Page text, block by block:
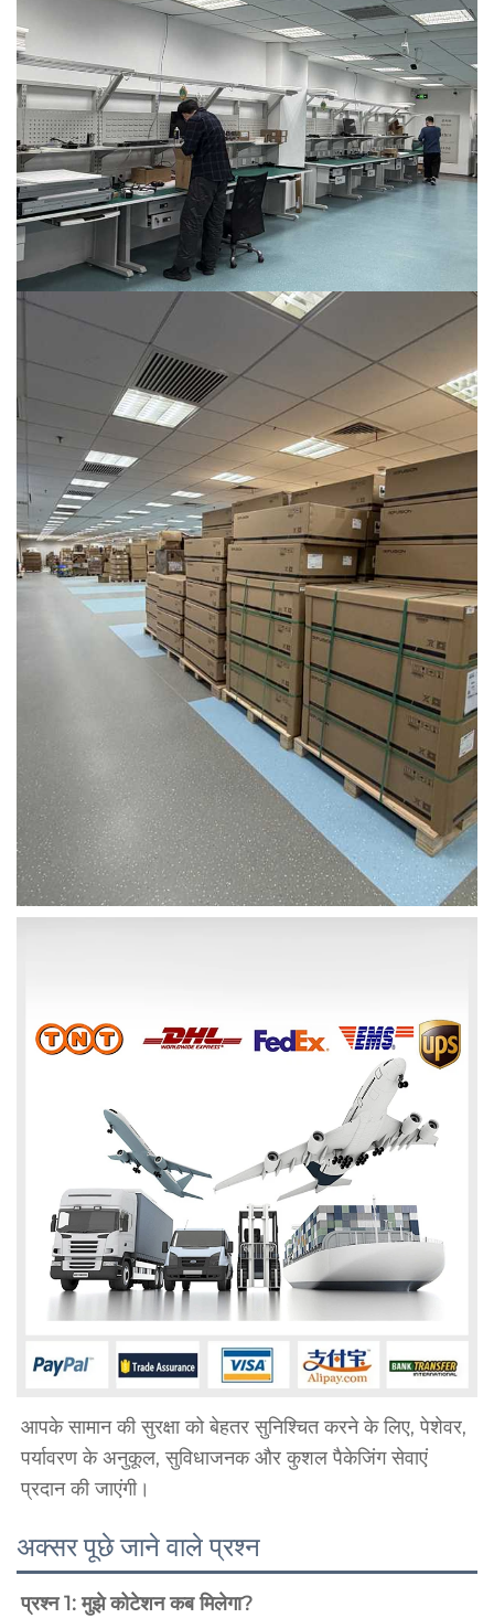
आपके सामान की सुरक्षा को बेहतर सुनिश्चित करने के लिए, पेशेवर,
पर्यावरण के अनुकूल, सुविधाजनक और कुशल पैकेजिंग सेवाएं
प्रदान की जाएंगी।
अक्सर पूछे जाने वाले प्रश्न
प्रश्न 1: मुझे कोटेशन कब मिलेगा?